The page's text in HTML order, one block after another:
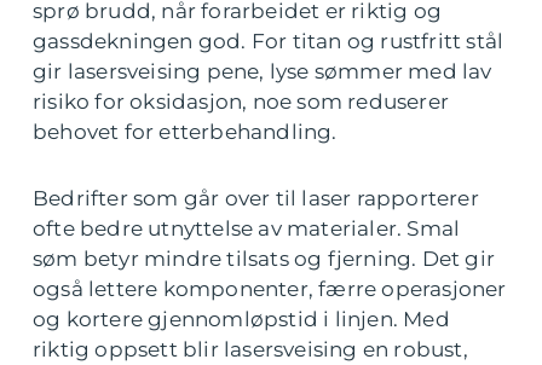
sprø brudd, når forarbeidet er riktig og
gassdekningen god. For titan og rustfritt stål
gir lasersveising pene, lyse sømmer med lav
risiko for oksidasjon, noe som reduserer
behovet for etterbehandling.
Bedrifter som går over til laser rapporterer
ofte bedre utnyttelse av materialer. Smal
søm betyr mindre tilsats og fjerning. Det gir
også lettere komponenter, færre operasjoner
og kortere gjennomløpstid i linjen. Med
riktig oppsett blir lasersveising en robust,